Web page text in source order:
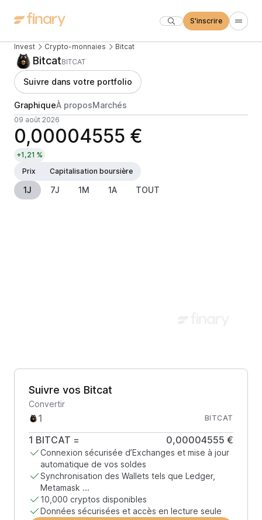
S'inscrire
Invest Crypto-monnaies Bitcat
BitcatBITCAT
Suivre dans votre portfolio
GraphiqueÀ proposMarchés
09 août 2026
0,00004555 €
+1,21 %
Prix
Capitalisation boursière
1J 7J 1M 1A TOUT
Suivre vos Bitcat
Convertir
BITCAT
1 BITCAT = 0,00004555 €
Connexion sécurisée d’Exchanges et mise à jour
automatique de vos soldes
Synchronisation des Wallets tels que Ledger,
Metamask ...
10,000 cryptos disponibles
Données sécurisées et accès en lecture seule